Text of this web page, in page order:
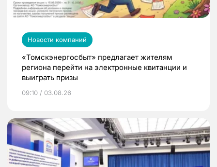
Новости компаний
«Томскэнергосбыт» предлагает жителям
региона перейти на электронные квитанции и
выиграть призы
09:10 / 03.08.26